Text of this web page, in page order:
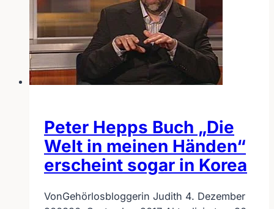
Peter Hepps Buch „Die
Welt in meinen Händen“
erscheint sogar in Korea
VonGehörlosbloggerin Judith 4. Dezember